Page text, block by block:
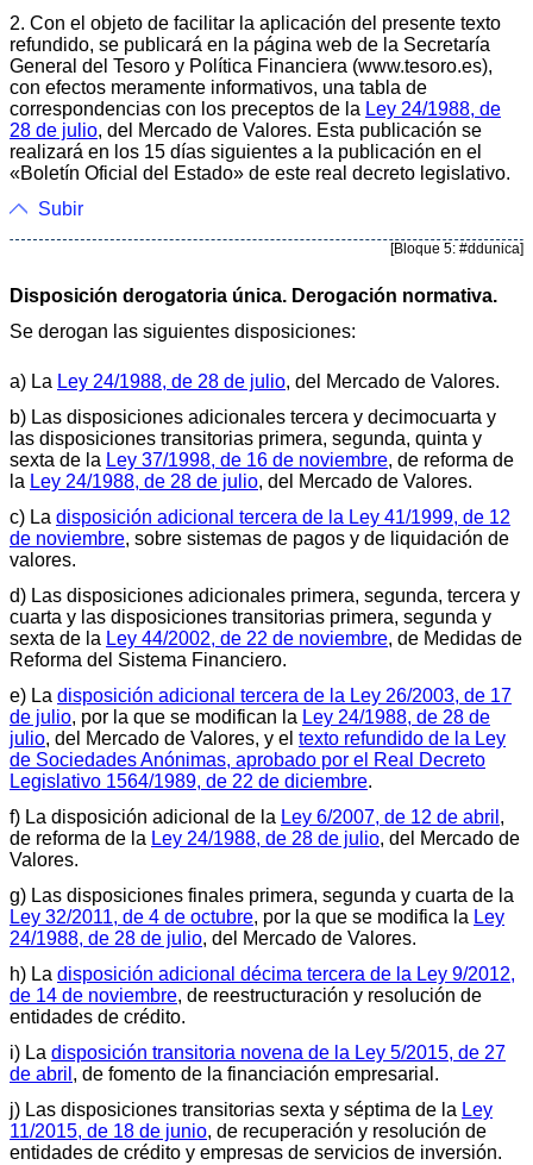
2. Con el objeto de facilitar la aplicación del presente texto
refundido, se publicará en la página web de la Secretaría
General del Tesoro y Política Financiera (www.tesoro.es),
con efectos meramente informativos, una tabla de
correspondencias con los preceptos de la Ley 24/1988, de
28 de julio, del Mercado de Valores. Esta publicación se
realizará en los 15 días siguientes a la publicación en el
«Boletín Oficial del Estado» de este real decreto legislativo.
Subir
[Bloque 5: #ddunica]
Disposición derogatoria única. Derogación normativa.
Se derogan las siguientes disposiciones:
a) La Ley 24/1988, de 28 de julio, del Mercado de Valores.
b) Las disposiciones adicionales tercera y decimocuarta y
las disposiciones transitorias primera, segunda, quinta y
sexta de la Ley 37/1998, de 16 de noviembre, de reforma de
la Ley 24/1988, de 28 de julio, del Mercado de Valores.
c) La disposición adicional tercera de la Ley 41/1999, de 12
de noviembre, sobre sistemas de pagos y de liquidación de
valores.
d) Las disposiciones adicionales primera, segunda, tercera y
cuarta y las disposiciones transitorias primera, segunda y
sexta de la Ley 44/2002, de 22 de noviembre, de Medidas de
Reforma del Sistema Financiero.
e) La disposición adicional tercera de la Ley 26/2003, de 17
de julio, por la que se modifican la Ley 24/1988, de 28 de
julio, del Mercado de Valores, y el texto refundido de la Ley
de Sociedades Anónimas, aprobado por el Real Decreto
Legislativo 1564/1989, de 22 de diciembre.
f) La disposición adicional de la Ley 6/2007, de 12 de abril ,
de reforma de la Ley 24/1988, de 28 de julio, del Mercado de
Valores.
g) Las disposiciones finales primera, segunda y cuarta de la
Ley 32/2011, de 4 de octubre, por la que se modifica la Ley
24/1988, de 28 de julio, del Mercado de Valores.
h) La disposición adicional décima tercera de la Ley 9/2012,
de 14 de noviembre, de reestructuración y resolución de
entidades de crédito.
i) La disposición transitoria novena de la Ley 5/2015, de 27
de abril , de fomento de la financiación empresarial.
j) Las disposiciones transitorias sexta y séptima de la Ley
11/2015, de 18 de junio, de recuperación y resolución de
entidades de crédito y empresas de servicios de inversión.